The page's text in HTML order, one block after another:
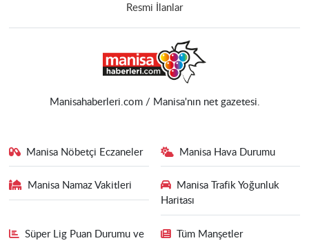
Resmi İlanlar
Manisahaberleri.com / Manisa'nın net gazetesi.
Manisa Nöbetçi Eczaneler Manisa Hava Durumu
Manisa Namaz Vakitleri
Manisa Trafik Yoğunluk
Haritası
Süper Lig Puan Durumu ve
Tüm Manşetler